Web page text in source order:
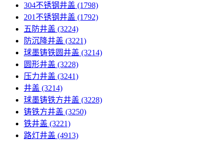
304不锈钢井盖 (1798)
201不锈钢井盖 (1792)
五防井盖 (3224)
防沉降井盖 (3221)
球墨铸铁圆井盖 (3214)
圆形井盖 (3228)
压力井盖 (3241)
井盖 (3214)
球墨铸铁方井盖 (3228)
铸铁方井盖 (3250)
铁井盖 (3221)
路灯井盖 (4913)